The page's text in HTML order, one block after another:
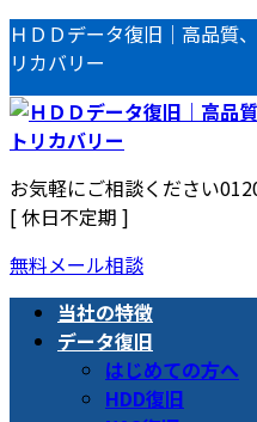
コ
ン
テ
ン
ツ
へ
ス
キ
ッ
プ
ナ
ビ
ゲ
ー
シ
ョ
ン
に
移
動
ＨＤＤデータ復旧｜高品質
リカバリー
お気軽にご相談ください
[ 休日不定期 ]
無料メール相談
当社の特徴
データ復旧
はじめての方へ
HDD復旧